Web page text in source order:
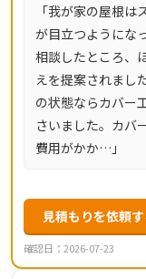
「我が家の屋根
が目立つようにな
相談したところ、
えを提案されまし
の状態ならカバー
さいました。カバ
費用がかか…」
見積もりを依頼
確認日：2026-07-23